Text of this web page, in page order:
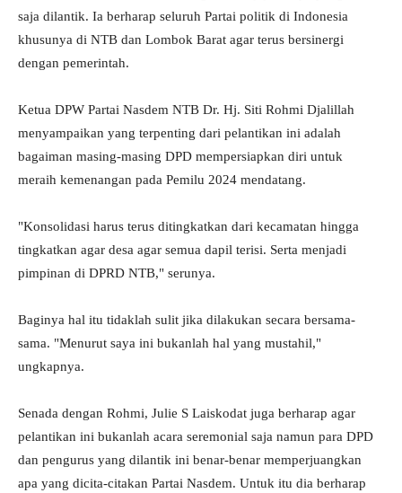
saja dilantik. Ia berharap seluruh Partai politik di Indonesia
khusunya di NTB dan Lombok Barat agar terus bersinergi
dengan pemerintah.
Ketua DPW Partai Nasdem NTB Dr. Hj. Siti Rohmi Djalillah
menyampaikan yang terpenting dari pelantikan ini adalah
bagaiman masing-masing DPD mempersiapkan diri untuk
meraih kemenangan pada Pemilu 2024 mendatang.
"Konsolidasi harus terus ditingkatkan dari kecamatan hingga
tingkatkan agar desa agar semua dapil terisi. Serta menjadi
pimpinan di DPRD NTB," serunya.
Baginya hal itu tidaklah sulit jika dilakukan secara bersama-
sama. "Menurut saya ini bukanlah hal yang mustahil,"
ungkapnya.
Senada dengan Rohmi, Julie S Laiskodat juga berharap agar
pelantikan ini bukanlah acara seremonial saja namun para DPD
dan pengurus yang dilantik ini benar-benar memperjuangkan
apa yang dicita-citakan Partai Nasdem. Untuk itu dia berharap